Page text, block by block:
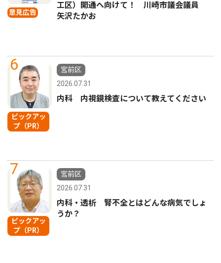
意見広告
工区）開通へ向けて！ 川崎市議会議員
矢沢たかお
6
ピックアッ
プ（PR）
宮前区
2026.07.31
内科 内視鏡検査について教えてください
7
ピックアッ
プ（PR）
宮前区
2026.07.31
内科・透析 腎不全とはどんな病気でしょ
うか？